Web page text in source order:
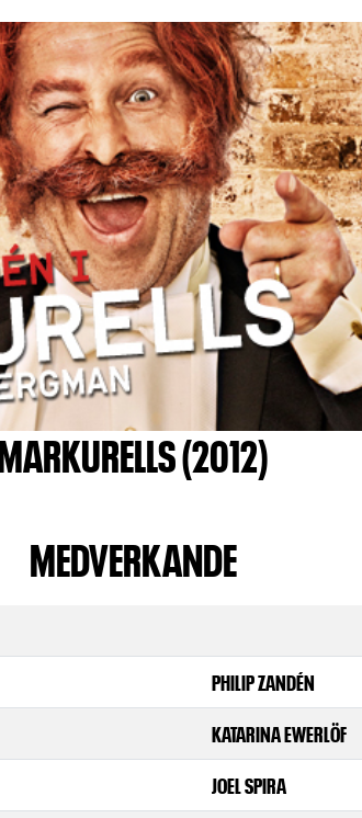
(2012)
MEDVERKANDE
PHILIP ZANDÉN
KATARINA EWERLÖF
JOEL SPIRA